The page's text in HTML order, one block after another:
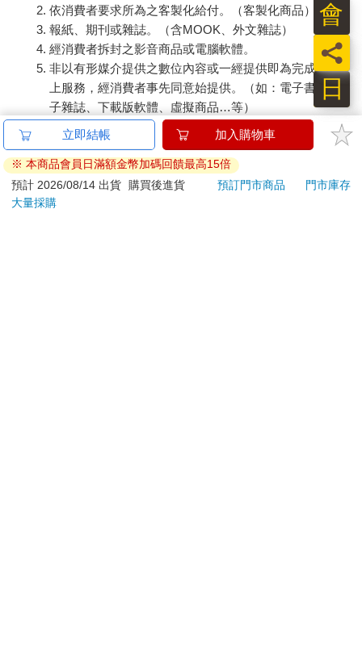
依消費者要求所為之客製化給付。（客製化商品）
報紙、期刊或雜誌。（含MOOK、外文雜誌）
經消費者拆封之影音商品或電腦軟體。
非以有形媒介提供之數位內容或一經提供即為完成之線
上服務，經消費者事先同意始提供。（如：電子書、電
子雜誌、下載版軟體、虛擬商品…等）
已拆封之個人衛生用品。（如：內衣褲、刮鬍刀、除毛
若非上列種類商品，均享有到貨7天的猶豫期（含例假
日）。
辦理退換貨時，商品（組合商品恕無法接受單獨退貨）必須
立即結帳 加入購物車
※ 本商品會員日滿額金幣加碼回饋最高15倍
預計 2026/08/14 出貨
購買後進貨 預訂門市商品
門市庫存
大量採購
日
員
會